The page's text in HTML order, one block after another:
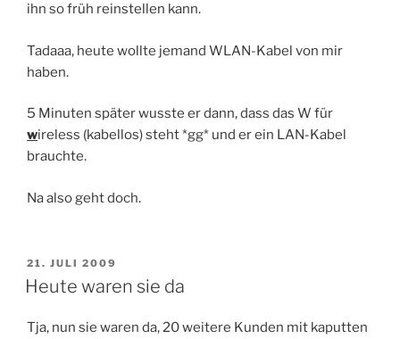
ihn so früh reinstellen kann.
Tadaaa, heute wollte jemand WLAN-Kabel von mir
haben.
5 Minuten später wusste er dann, dass das W für
wireless (kabellos) steht *gg* und er ein LAN-Kabel
brauchte.
Na also geht doch.
VERÖFFENTLICHT
AM
21. JULI 2009
Heute waren sie da
Tja, nun sie waren da, 20 weitere Kunden mit kaputten